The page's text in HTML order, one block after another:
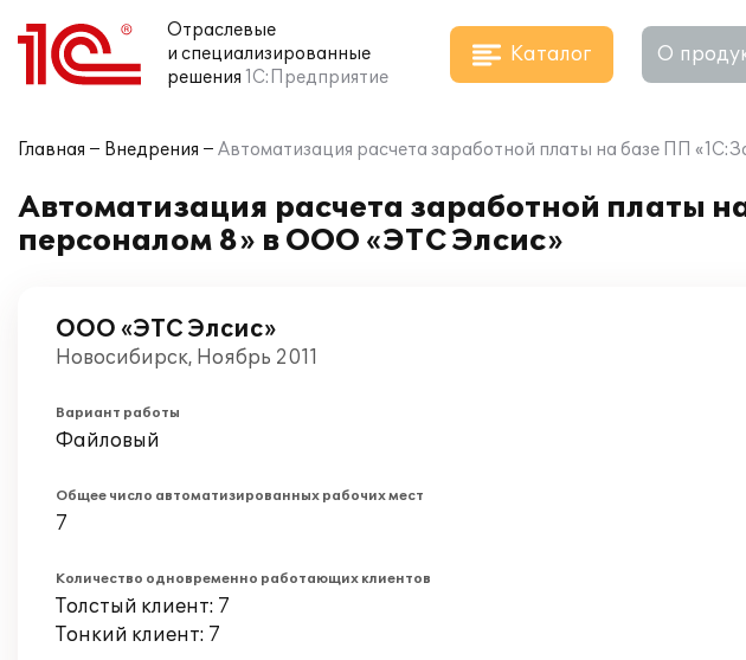
Отраслевые
и специализированные
решения 1С:Предприятие
Каталог О
Главная Внедрения Автоматизация расчета заработной платы на базе ПП
Автоматизация расчета заработной платы
персоналом 8» в ООО «ЭТС Элсис»
ООО «ЭТС Элсис»
Новосибирск, Ноябрь 2011
Вариант работы
Файловый
Общее число автоматизированных рабочих мест
7
Количество одновременно работающих клиентов
Толстый клиент: 7
Тонкий клиент: 7